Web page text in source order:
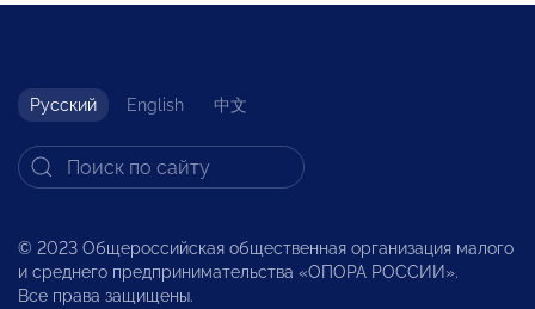
Русский English 中文
© 2023 Общероссийская общественная организация малого
и среднего предпринимательства «ОПОРА РОССИИ».
Все права защищены.